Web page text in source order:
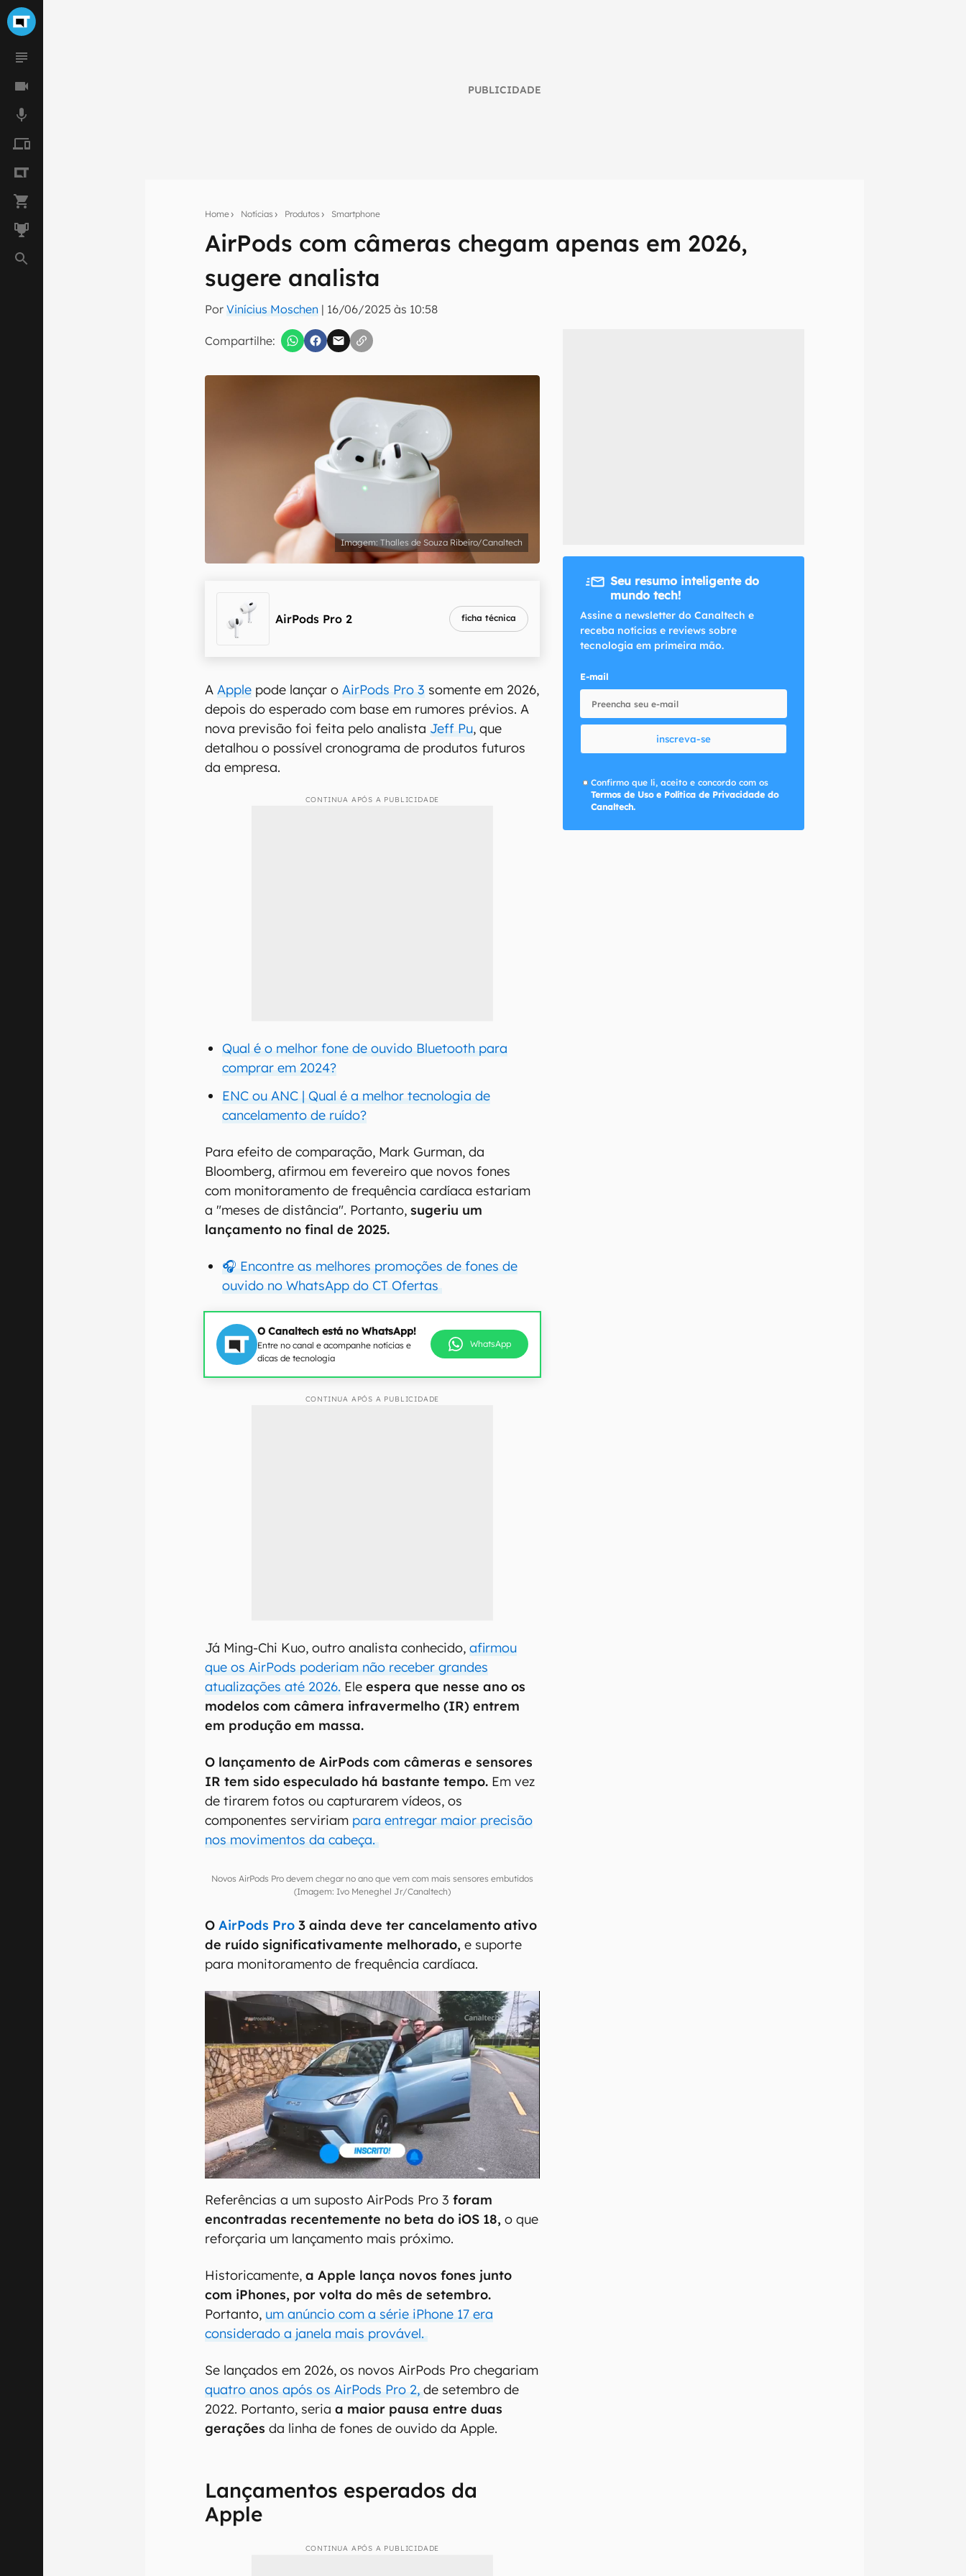
PUBLICIDADE
Home Notícias Produtos Smartphone
AirPods com câmeras chegam apenas em 2026,
sugere analista
PorVinícius Moschen | 16/06/2025 às 10:58
Compartilhe:
Assine a newsletter do Canaltech e receba notícias e reviews sobre tecnologia em primeira
Confirmo que li, aceito e concordo com os Termos de Uso e Política de Privacidade do Canaltech.
Thalles de Souza Ribeiro/Canaltech
AirPods Pro 2 ficha técnica
AApple pode lançar oAirPods Pro 3 somente em 2026,
depois do esperado com base em rumores prévios. A
nova previsão foi feita pelo analista Jeff Pu, que
detalhou o possível cronograma de produtos futuros
da empresa.
CONTINUA APÓS A PUBLICIDADE
Qual é o melhor fone de ouvido Bluetooth para
comprar em 2024?
ENC ou ANC | Qual é a melhor tecnologia de
cancelamento de ruído?
Para efeito de comparação, Mark Gurman, da
Bloomberg, afirmou em fevereiro que novos fones
com monitoramento de frequência cardíaca estariam
a "meses de distância". Portanto, sugeriu um
lançamento no final de 2025.
🎧 Encontre as melhores promoções de fones de
ouvido no WhatsApp do CT Ofertas
O Canaltech está no WhatsApp!
Entre no canal e acompanhe notícias e
dicas de tecnologia
WhatsApp
CONTINUA APÓS A PUBLICIDADE
Já Ming-Chi Kuo, outro analista conhecido,afirmou
que os AirPods poderiam não receber grandes
atualizações até 2026. Eleespera que nesse ano os
modelos com câmera infravermelho (IR) entrem
em produção em massa.
O lançamento de AirPods com câmeras e sensores
IR tem sido especulado há bastante tempo. Em vez
de tirarem fotos ou capturarem vídeos, os
componentes serviriam para entregar maior precisão
nos movimentos da cabeça.
Novos AirPods Pro devem chegar no ano que vem com mais sensores embutidos
(Imagem: Ivo Meneghel Jr/Canaltech)
OAirPods Pro 3 ainda deve ter cancelamento ativo
de ruído significativamente melhorado, e suporte
para monitoramento de frequência cardíaca.
Referências a um suposto AirPods Pro 3foram
encontradas recentemente no beta do iOS 18, o que
reforçaria um lançamento mais próximo.
Historicamente,a Apple lança novos fones junto
com iPhones, por volta do mês de setembro.
Portanto, um anúncio com a série iPhone 17 era
considerado a janela mais provável.
Se lançados em 2026, os novos AirPods Pro chegariam
quatro anos após os AirPods Pro 2,de setembro de
2022. Portanto, seria a maior pausa entre duas
gerações da linha de fones de ouvido da Apple.
Lançamentos esperados da
Apple
CONTINUA APÓS A PUBLICIDADE
Seu resumo inteligente do
mundo tech!
Assine a newsletter do Canaltech e
receba notícias e reviews sobre
tecnologia em primeira mão.
E-mail
inscreva-se
Confirmo que li, aceito e concordo com os
Termos de Uso e Política de Privacidade do
Canaltech.